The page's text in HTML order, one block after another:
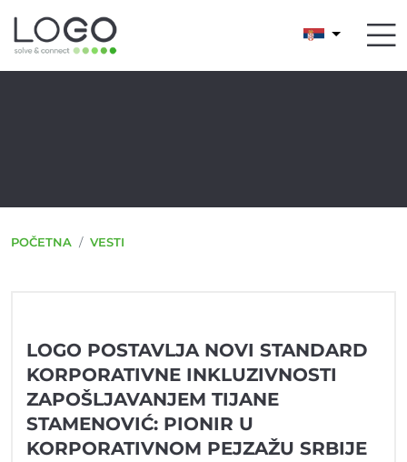
POČETNA VESTI
LOGO POSTAVLJA NOVI STANDARD
KORPORATIVNE INKLUZIVNOSTI
ZAPOŠLJAVANJEM TIJANE
STAMENOVIĆ: PIONIR U
KORPORATIVNOM PEJZAŽU SRBIJE